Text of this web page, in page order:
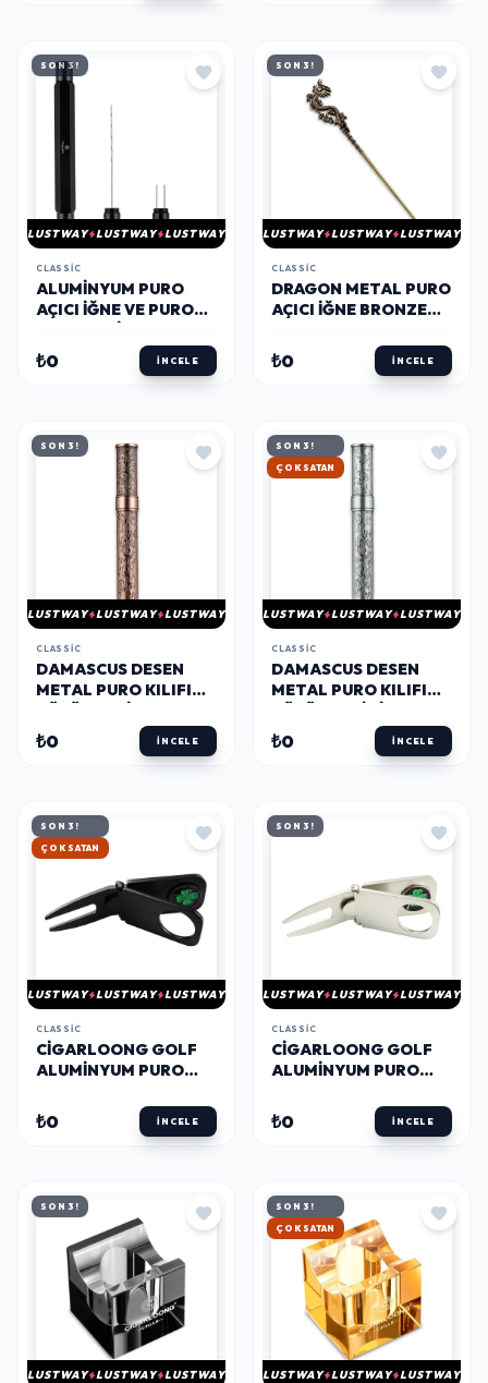
SON 3!
LUSTWAY LUSTWAY LUSTWAY
CLASSIC
ALUMINYUM PURO
AÇICI İĞNE VE PURO
₺0 İNCELE
SON 3!
LUSTWAY LUSTWAY LUSTWAY
CLASSIC
DRAGON METAL PURO
AÇICI İĞNE BRONZE
₺0 İNCELE
SON 3!
LUSTWAY LUSTWAY LUSTWAY
CLASSIC
DAMASCUS DESEN
METAL PURO KILIFI
50 RING
₺0 İNCELE
SON 3!
HIZLI KARGO
LUSTWAY LUSTWAY LUSTWAY
CLASSIC
DAMASCUS DESEN
METAL PURO KILIFI
RING
₺0 İNCELE
SON 3!
HIZLI KARGO
LUSTWAY LUSTWAY LUSTWAY
CLASSIC
CIGARLOONG GOLF
ALUMINYUM PURO
SIYAH
₺0 İNCELE
SON 3!
LUSTWAY LUSTWAY LUSTWAY
CLASSIC
CIGARLOONG GOLF
ALUMINYUM PURO
KROM
₺0 İNCELE
SON 3!
LUSTWAY LUSTWAY LUSTWAY
SON 3!
HIZLI KARGO
LUSTWAY LUSTWAY LUSTWAY